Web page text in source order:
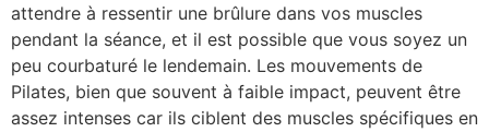
attendre à ressentir une brûlure dans vos muscles
pendant la séance, et il est possible que vous soyez un
peu courbaturé le lendemain. Les mouvements de
Pilates, bien que souvent à faible impact, peuvent être
assez intenses car ils ciblent des muscles spécifiques en